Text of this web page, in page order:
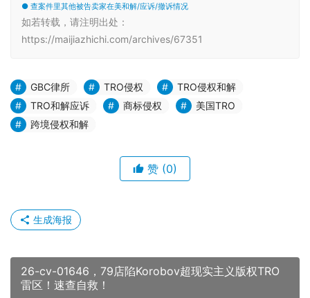
● 查案件里其他被告卖家在美和解/应诉/撤诉情况
如若转载，请注明出处：
https://maijiazhichi.com/archives/67351
GBC律所 TRO侵权
TRO侵权和解
TRO和解应诉
商标侵权
美国TRO
跨境侵权和解
赞 (0)
生成海报
26-cv-01646，79店陷Korobov超现实主义版权TRO
雷区！速查自救！